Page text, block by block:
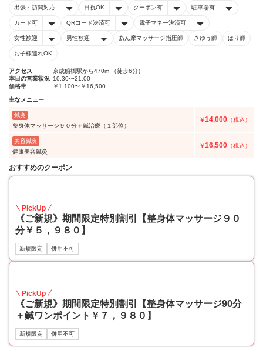
出張・訪問対応 日祝OK クーポン有 駐車場有
カード可 QRコード決済可 電子マネー決済可
女性歓迎 男性歓迎 あん摩マッサージ指圧師 きゆう師 はり師
お子様連れOK
アクセス
京成船橋駅から470m （徒歩6分）
本日の営業状況 10:30〜21:00
価格帯
￥1,100〜￥16,500
主なメニュー
鍼灸
整身体マッサージ９０分＋鍼治療（１部位）
￥14,000 （税込）
美容鍼灸
健康美容鍼灸
￥16,500 （税込）
おすすめのクーポン
PickUp
《ご新規》期間限定特別割引【整身体マッサージ９０
分￥５，９８０】
新規限定 併用不可
PickUp
《ご新規》期間限定特別割引【整身体マッサージ90分
＋鍼ワンポイント￥７，９８０】
新規限定 併用不可